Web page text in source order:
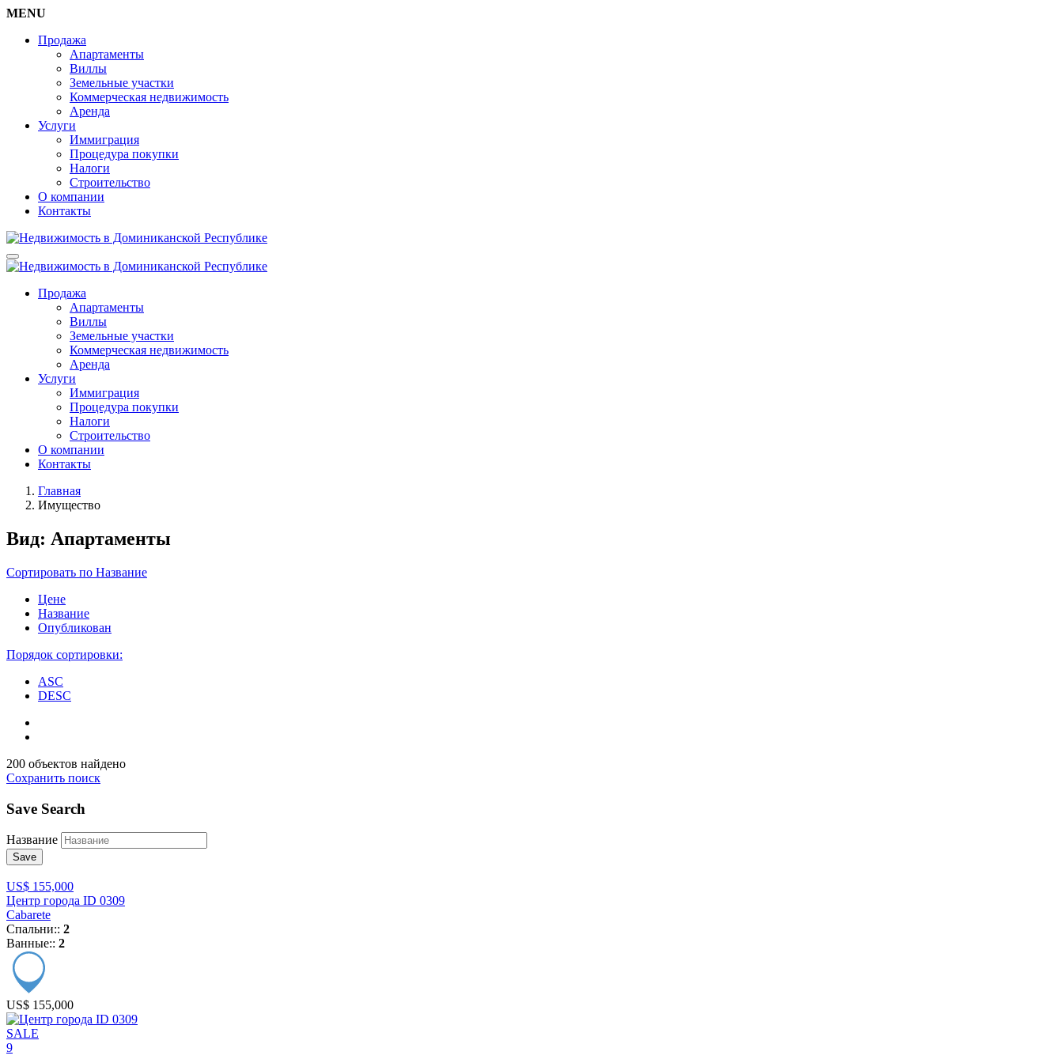
MENU
Продажа
Апартаменты
Виллы
Земельные участки
Коммерческая недвижимость
Аренда
Услуги
Иммиграция
Процедура покупки
Налоги
Строительство
О компании
Контакты
Продажа
Апартаменты
Виллы
Земельные участки
Коммерческая недвижимость
Аренда
Услуги
Иммиграция
Процедура покупки
Налоги
Строительство
О компании
Контакты
Главная
Имущество
Вид: Апартаменты
Сортировать по Название
Цене
Название
Опубликован
Порядок сортировки:
ASC
DESC
200 объектов найдено
Сохранить поиск
Save Search
Название
Save
US$ 155,000
Центр города ID 0309
Cabarete
Спальни:: 2
Ванные:: 2
US$ 155,000
SALE
9